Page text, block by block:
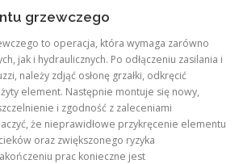
grzewczego
to operacja, która wymaga zarówno
jak i hydraulicznych. Po odłączeniu zasilania i
należy zdjąć osłonę grzałki, odkręcić
element. Następnie montuje się nowy,
i zgodność z zaleceniami
że nieprawidłowe przykręcenie elementu
oraz zwiększonego ryzyka
prac konieczne jest